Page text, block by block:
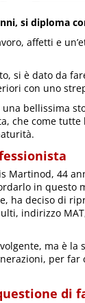
si diploma
affetti e
si è dato da
con uno
bellissima
che come
Martinod, 44
in questo
ha deciso di
indirizzo
ma è la
per far
di